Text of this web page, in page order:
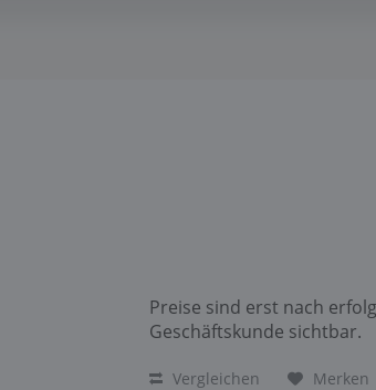
Preise sind erst nach
Geschäftskunde sichtbar.
Vergleichen Merken